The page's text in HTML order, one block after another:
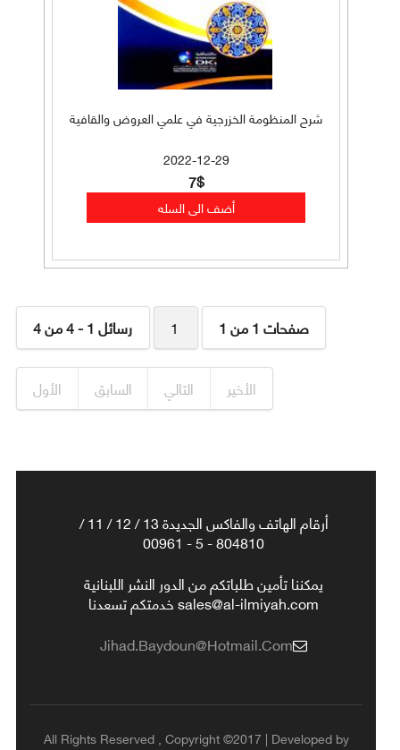
شرح المنظومة الخزرجية في علمي العروض والقافية
2022-12-29
7$
رسائل 1 - 4 من 4 1 صفحات 1 من 1
الأول السابق التالي الأخير
أرقام الهاتف والفاكس الجديدة 13 / 12 / 11 /
804810 - 5 - 00961
يمكننا تأمين طلباتكم من الدور النشر اللبنانية
sales@al-ilmiyah.com خدمتكم تسعدنا
Jihad.baydoun@hotmail.com
All Rights Reserved , Copyright ©2017 | Developed by